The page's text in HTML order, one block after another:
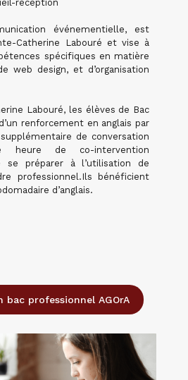
réception
événementielle, est
Catherine Labouré et vise à
spécifiques en matière
web design, et d’organisation
Labouré, les élèves de Bac
renforcement en anglais par
de conversation
heure de co-intervention
se préparer à l’utilisation de
professionnel.Ils bénéficient
d’anglais.
bac professionnel AGOrA